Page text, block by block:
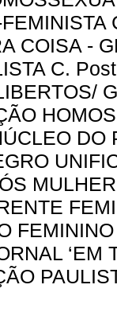
COISA -
C.
DO
‘EM